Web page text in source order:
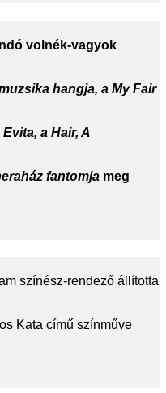
volnék-vagyok
hangja, a My Fair
a Hair, A
fantomja meg
színész-rendező állította
Kata című színműve